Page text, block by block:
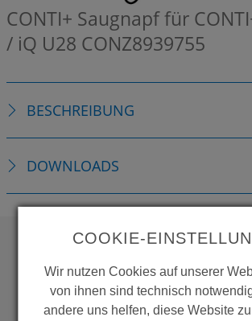
CONTI+ Saugnapf für
/ iQ U28 CONZ8939755
BESCHREIBUNG
DOWNLOADS
WOLLEN SIE MEHR
PRODUKTE SEHEN?
COOKIE-
Wir nutzen Cookies auf unserer
von ihnen sind technisch
andere uns helfen, diese Website